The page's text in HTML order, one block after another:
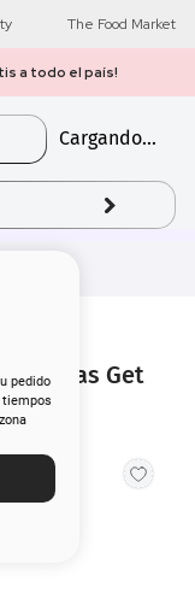
The Food Market
a todo el país!
Cargando...
pedido
Get